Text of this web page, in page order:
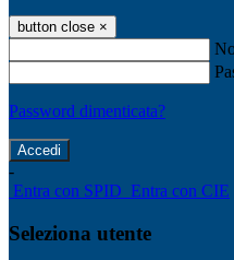
button close ×
Password dimenticata?
-
Entra con SPID Entra con CIE
Seleziona utente